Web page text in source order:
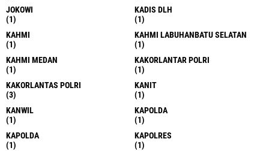
JOKOWI
(1)
KADIS DLH
(1)
KAHMI
(1)
KAHMI LABUHANBATU SELATAN
(1)
KAHMI MEDAN
(1)
KAKORLANTAR POLRI
(1)
KAKORLANTAS POLRI
(3)
KANIT
(1)
KANWIL
(1)
KAPOLDA
(1)
KAPOLDA
(1)
KAPOLRES
(1)